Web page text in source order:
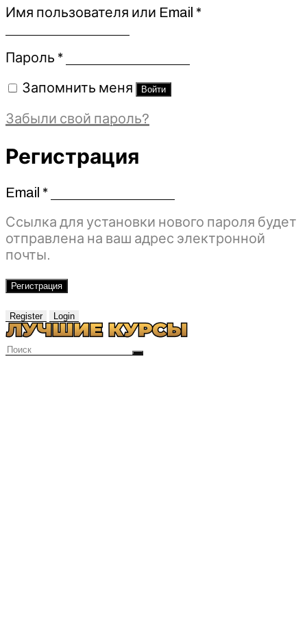
Имя пользователя или Email *Обязательно
Пароль *Обязательно
Запомнить меня Войти
Забыли свой пароль?
Регистрация
Email *Обязательно
Ссылка для установки нового пароля будет
отправлена ​​на ваш адрес электронной
почты.
Регистрация
Register Login